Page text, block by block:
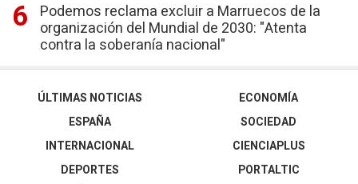
Podemos reclama excluir a Marruecos de la
organización del Mundial de 2030: "Atenta
contra la soberanía nacional"
ÚLTIMAS NOTICIAS
ESPAÑA
INTERNACIONAL
DEPORTES
ECONOMÍA
SOCIEDAD
CIENCIAPLUS
PORTALTIC